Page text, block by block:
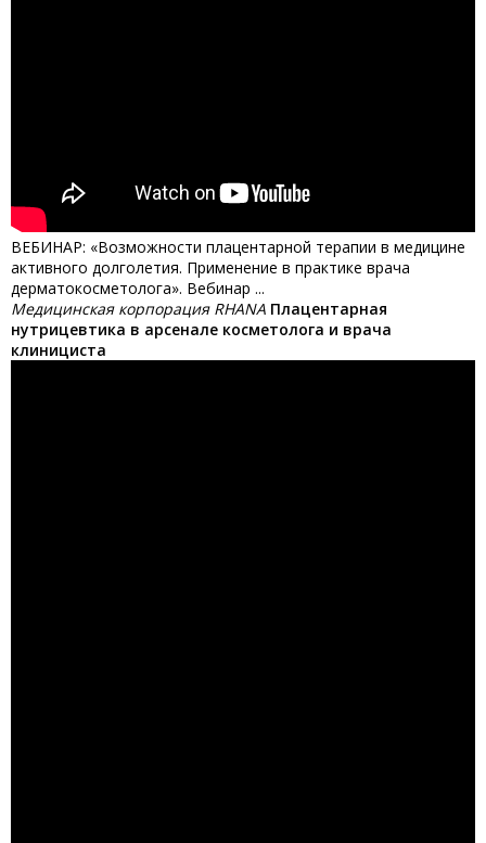
ВЕБИНАР: «Возможности плацентарной терапии в медицине
активного долголетия. Применение в практике врача
дерматокосметолога». Вебинар ...
Медицинская корпорация RHANA Плацентарная
нутрицевтика в арсенале косметолога и врача
клинициста